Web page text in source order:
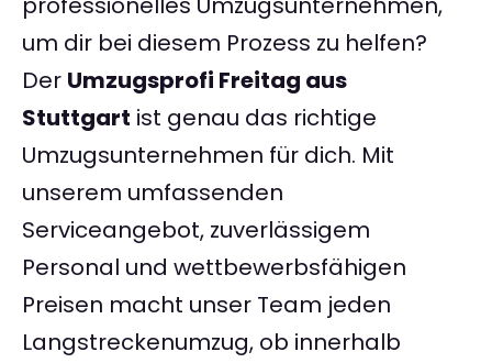
um dir bei diesem Prozess zu helfen?
Der Umzugsprofi Freitag aus
Stuttgart ist genau das richtige
Umzugsunternehmen für dich. Mit
unserem umfassenden
Serviceangebot, zuverlässigem
Personal und wettbewerbsfähigen
Preisen macht unser Team jeden
Langstreckenumzug, ob innerhalb